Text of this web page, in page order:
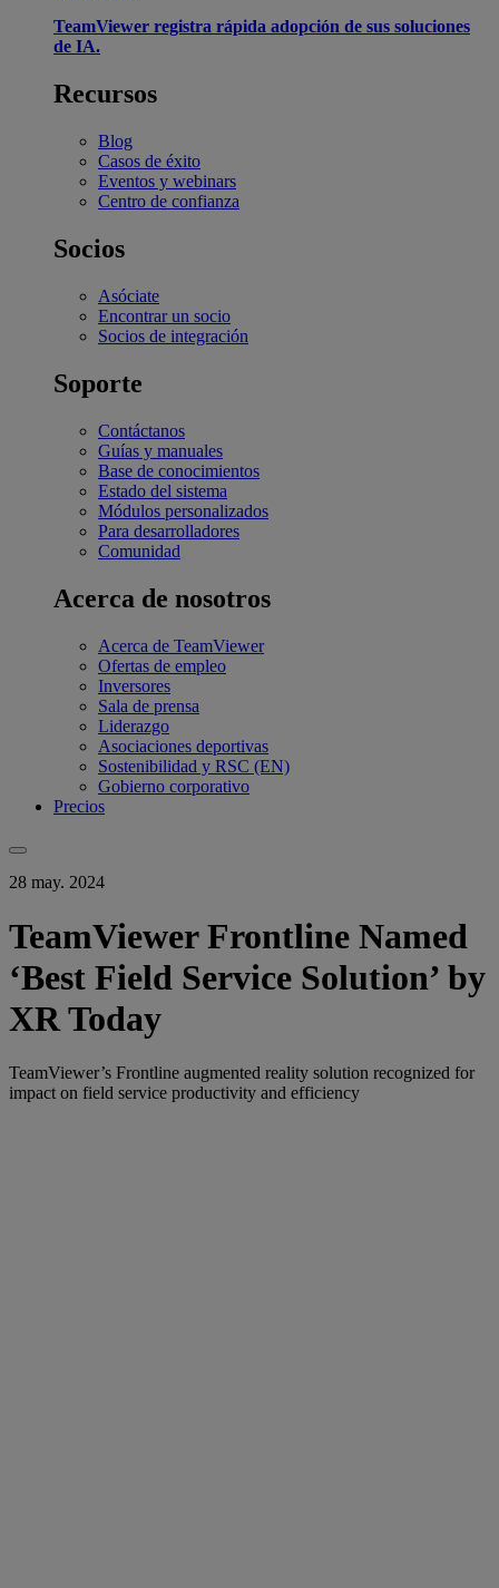
TeamViewer registra rápida adopción de sus soluciones
de IA.
Recursos
Blog
Casos de éxito
Eventos y webinars
Centro de confianza
Socios
Asóciate
Encontrar un socio
Socios de integración
Soporte
Contáctanos
Guías y manuales
Base de conocimientos
Estado del sistema
Módulos personalizados
Para desarrolladores
Comunidad
Acerca de nosotros
Acerca de TeamViewer
Ofertas de empleo
Inversores
Sala de prensa
Liderazgo
Asociaciones deportivas
Sostenibilidad y RSC (EN)
Gobierno corporativo
Precios
28 may. 2024
TeamViewer Frontline Named
‘Best Field Service Solution’ by
XR Today
TeamViewer’s Frontline augmented reality solution recognized for
impact on field service productivity and efficiency